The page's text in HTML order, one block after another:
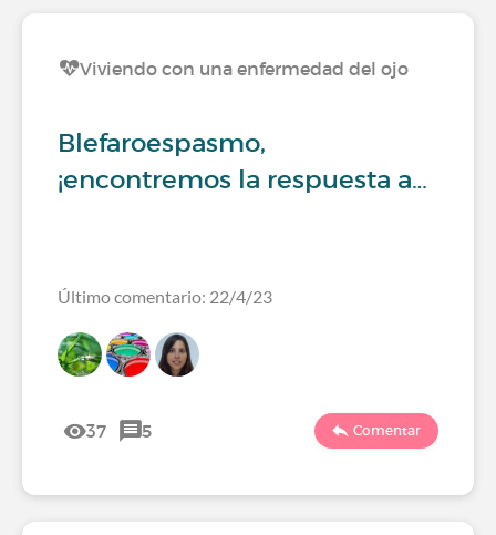
Viviendo con una enfermedad del ojo
Blefaroespasmo,
¡encontremos la respuesta a…
Último comentario: 22/4/23
37 5 Comentar